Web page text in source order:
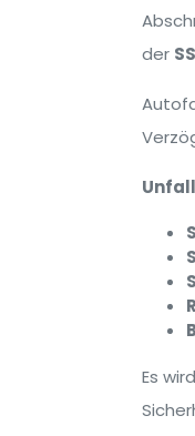
der
Es